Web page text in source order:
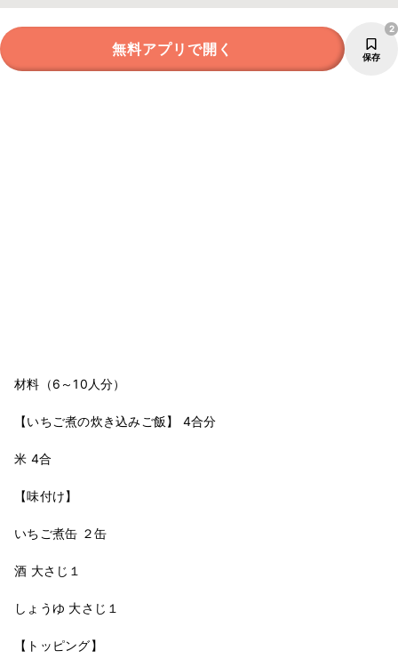
無料アプリで開く 保存
2
材料（6～10人分）
【いちご煮の炊き込みご飯】 4合分
米 4合
【味付け】
いちご煮缶 ２缶
酒 大さじ１
しょうゆ 大さじ１
【トッピング】